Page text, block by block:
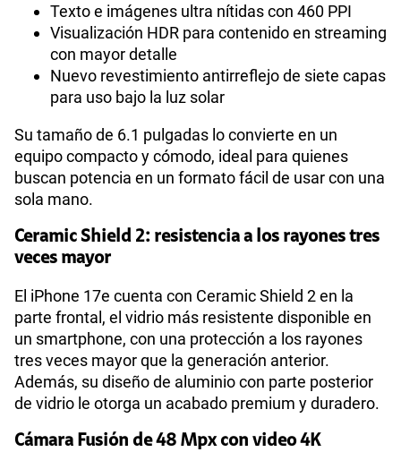
Dimensión 146.7 × 71.5 × 7.8 mm
VoLTE
VoWiFi Si
Compatibilidad nano-SIM Sí
Compatibilidad con eSIM Sí
Texto e imágenes ultra nítidas con 460 PPI
Visualización HDR para contenido en streaming
con mayor detalle
Nuevo revestimiento antirreflejo de siete capas
para uso bajo la luz solar
Su tamaño de 6.1 pulgadas lo convierte en un
equipo compacto y cómodo, ideal para quienes
buscan potencia en un formato fácil de usar con una
sola mano.
Ceramic Shield 2: resistencia a los rayones tres
veces mayor
El iPhone 17e cuenta con Ceramic Shield 2 en la
parte frontal, el vidrio más resistente disponible en
un smartphone, con una protección a los rayones
tres veces mayor que la generación anterior.
Además, su diseño de aluminio con parte posterior
de vidrio le otorga un acabado premium y duradero.
Cámara Fusión de 48 Mpx con video 4K